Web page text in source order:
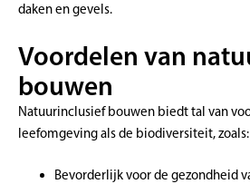
daken en gevels.
Voordelen van
bouwen
Natuurinclusief bouwen biedt tal van
leefomgeving als de biodiversiteit, zoals:
Bevorderlijk voor de gezondheid